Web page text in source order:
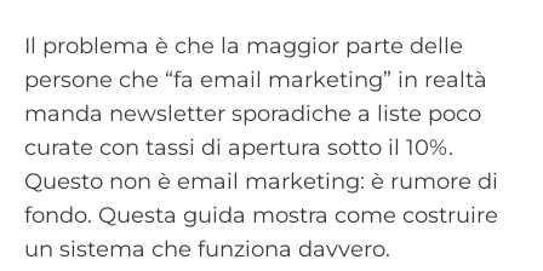
Il problema è che la maggior parte delle
persone che “fa email marketing” in realtà
manda newsletter sporadiche a liste poco
curate con tassi di apertura sotto il 10%.
Questo non è email marketing: è rumore di
fondo. Questa guida mostra come costruire
un sistema che funziona davvero.